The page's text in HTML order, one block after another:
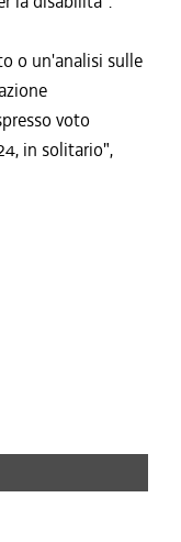
o un'analisi sulle
voto
in solitario",